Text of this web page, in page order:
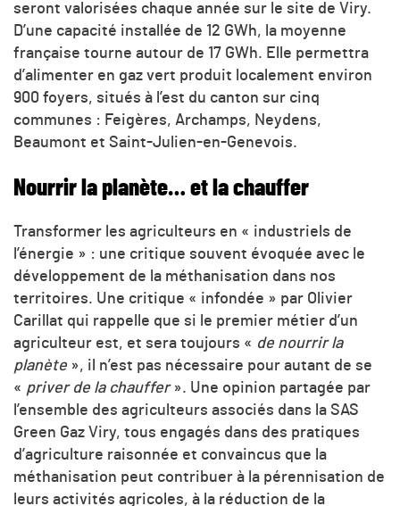
seront valorisées chaque année sur le site de Viry.
D’une capacité installée de 12 GWh, la moyenne
française tourne autour de 17 GWh. Elle permettra
d’alimenter en gaz vert produit localement environ
900 foyers, situés à l’est du canton sur cinq
communes : Feigères, Archamps, Neydens,
Beaumont et Saint-Julien-en-Genevois.
Nourrir la planète… et la chauffer
Transformer les agriculteurs en « industriels de
l’énergie » : une critique souvent évoquée avec le
développement de la méthanisation dans nos
territoires. Une critique « infondée » par Olivier
Carillat qui rappelle que si le premier métier d’un
agriculteur est, et sera toujours « de nourrir la
planète », il n’est pas nécessaire pour autant de se
« priver de la chauffer». Une opinion partagée par
l’ensemble des agriculteurs associés dans la SAS
Green Gaz Viry, tous engagés dans des pratiques
d’agriculture raisonnée et convaincus que la
méthanisation peut contribuer à la pérennisation de
leurs activités agricoles, à la réduction de la